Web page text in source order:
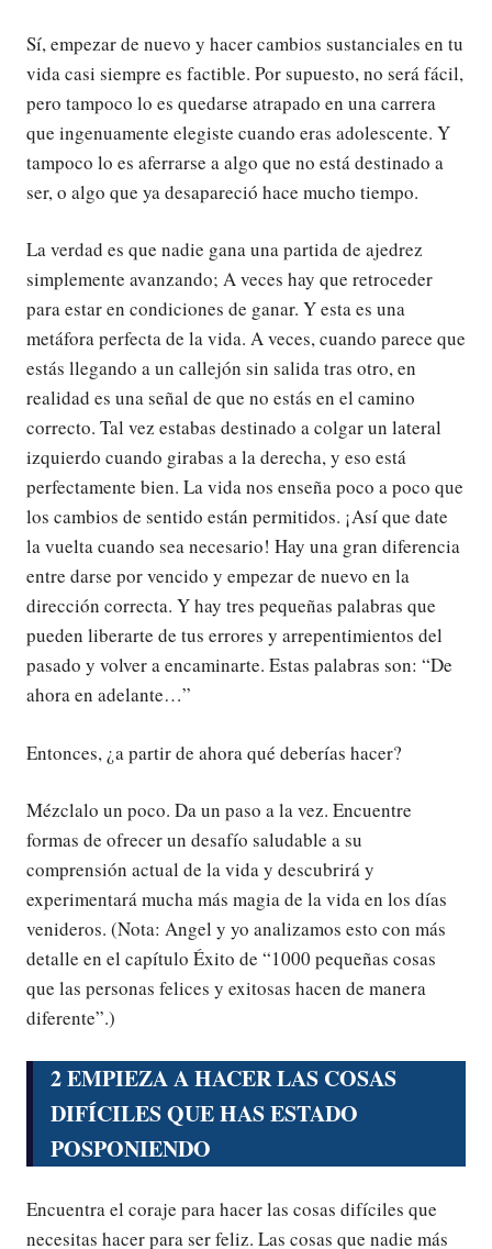
Sí, empezar de nuevo y hacer cambios sustanciales en tu
vida casi siempre es factible. Por supuesto, no será fácil,
pero tampoco lo es quedarse atrapado en una carrera
que ingenuamente elegiste cuando eras adolescente. Y
tampoco lo es aferrarse a algo que no está destinado a
ser, o algo que ya desapareció hace mucho tiempo.
La verdad es que nadie gana una partida de ajedrez
simplemente avanzando; A veces hay que retroceder
para estar en condiciones de ganar. Y esta es una
metáfora perfecta de la vida. A veces, cuando parece que
estás llegando a un callejón sin salida tras otro, en
realidad es una señal de que no estás en el camino
correcto. Tal vez estabas destinado a colgar un lateral
izquierdo cuando girabas a la derecha, y eso está
perfectamente bien. La vida nos enseña poco a poco que
los cambios de sentido están permitidos. ¡Así que date
la vuelta cuando sea necesario! Hay una gran diferencia
entre darse por vencido y empezar de nuevo en la
dirección correcta. Y hay tres pequeñas palabras que
pueden liberarte de tus errores y arrepentimientos del
pasado y volver a encaminarte. Estas palabras son: “De
ahora en adelante…”
Entonces, ¿a partir de ahora qué deberías hacer?
Mézclalo un poco. Da un paso a la vez. Encuentre
formas de ofrecer un desafío saludable a su
comprensión actual de la vida y descubrirá y
experimentará mucha más magia de la vida en los días
venideros. (Nota: Angel y yo analizamos esto con más
detalle en el capítulo Éxito de “1000 pequeñas cosas
que las personas felices y exitosas hacen de manera
diferente”.)
2 EMPIEZA A HACER LAS COSAS
DIFÍCILES QUE HAS ESTADO
POSPONIENDO
Encuentra el coraje para hacer las cosas difíciles que
necesitas hacer para ser feliz. Las cosas que nadie más